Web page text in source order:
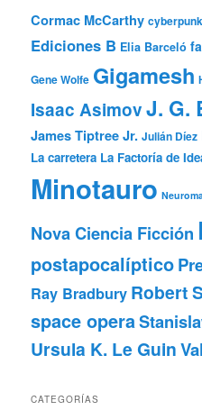
Cormac McCarthy cyberpunk
Ediciones B Elia Barceló
Gene Wolfe Gigamesh
Isaac AsimovJ. G.
James Tiptree Jr. Julián Díez
La carretera La Factoría de
Minotauro
Nova Ciencia Ficción
postapocalíptico
Ray Bradbury Robert
space opera
Ursula K. Le Guin
CATEGORÍAS